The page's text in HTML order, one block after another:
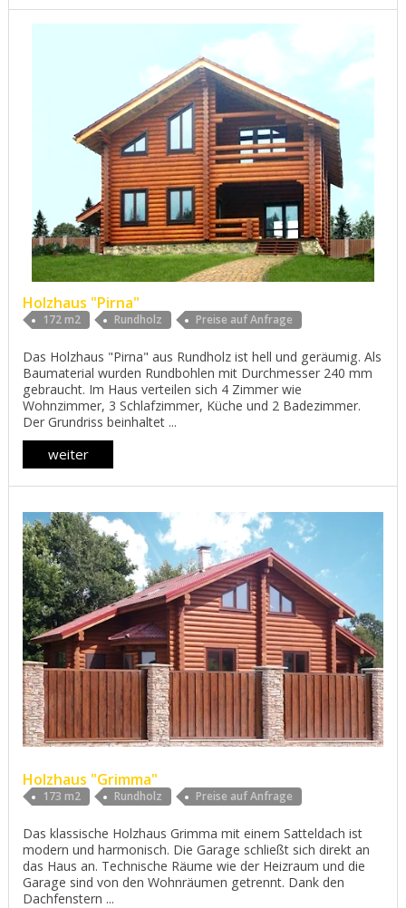
Holzhaus "Pirna"
172 m2 Rundholz Preise auf Anfrage
Das Holzhaus "Pirna" aus Rundholz ist hell und geräumig. Als
Baumaterial wurden Rundbohlen mit Durchmesser 240 mm
gebraucht. Im Haus verteilen sich 4 Zimmer wie
Wohnzimmer, 3 Schlafzimmer, Küche und 2 Badezimmer.
Der Grundriss beinhaltet ...
weiter
Holzhaus "Grimma"
173 m2 Rundholz Preise auf Anfrage
Das klassische Holzhaus Grimma mit einem Satteldach ist
modern und harmonisch. Die Garage schließt sich direkt an
das Haus an. Technische Räume wie der Heizraum und die
Garage sind von den Wohnräumen getrennt. Dank den
Dachfenstern ...